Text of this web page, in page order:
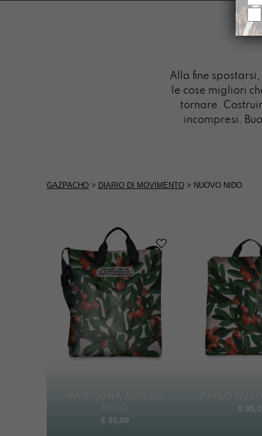
Alla fine
le cose migliori
tornare.
incompresi.
GAZPACHO> DIARIO DI MOVIMENTO> NUOVO NIDO
MANICONA NUOVO
NIDO
€ 95,00
ZAINO
€